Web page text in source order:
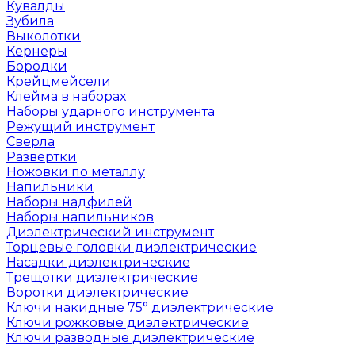
Кувалды
Зубила
Выколотки
Кернеры
Бородки
Крейцмейсели
Клейма в наборах
Наборы ударного инструмента
Режущий инструмент
Сверла
Развертки
Ножовки по металлу
Напильники
Наборы надфилей
Наборы напильников
Диэлектрический инструмент
Торцевые головки диэлектрические
Насадки диэлектрические
Трещотки диэлектрические
Воротки диэлектрические
Ключи накидные 75° диэлектрические
Ключи рожковые диэлектрические
Ключи разводные диэлектрические